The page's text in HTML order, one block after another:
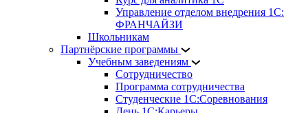
Управление отделом внедрения 1С:
ФРАНЧАЙЗИ
Школьникам
Партнёрские программы
Учебным заведениям
Сотрудничество
Программа сотрудничества
Студенческие 1С:Соревнования